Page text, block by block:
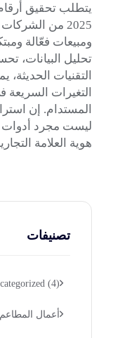
يتطلب تحقيق
2025 من
ومبيعات فعّالة
تحليل البيانات،
التقنيات
التغيرات
المستدام. إن
ليست مجرد أدوات
هوية العلامة
تصنيفات
(4)
أعمال